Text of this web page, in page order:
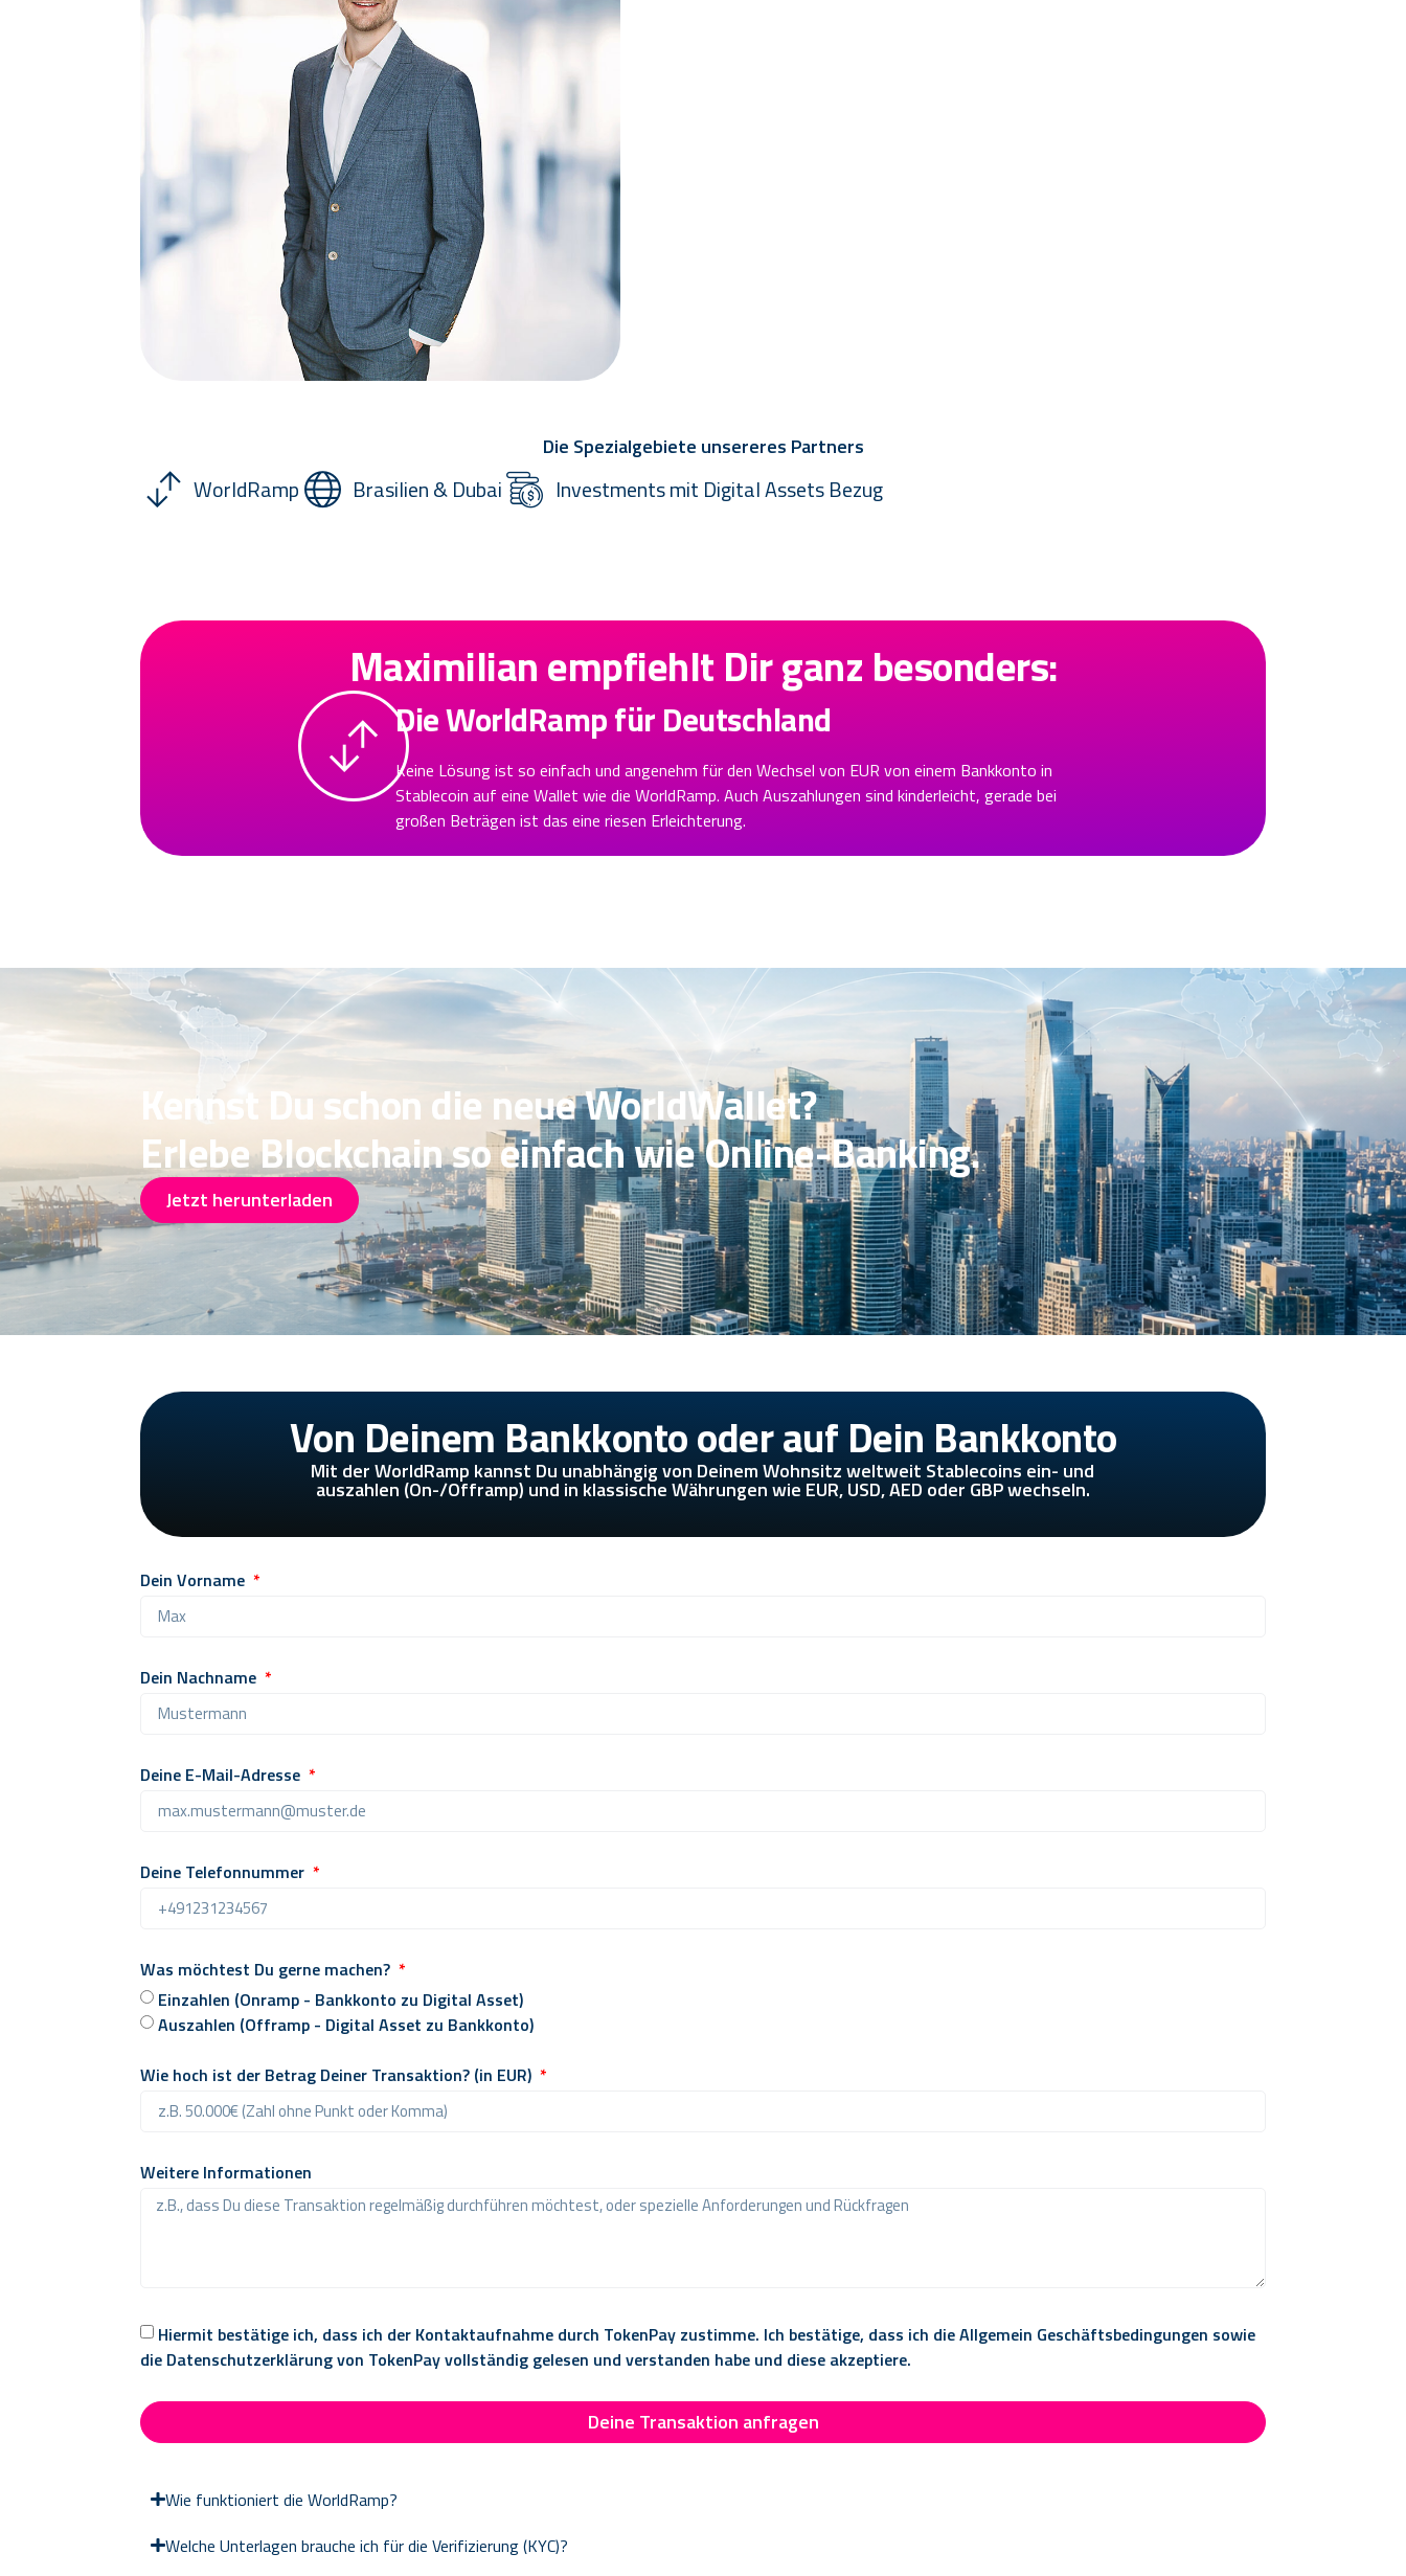
Die Spezialgebiete unsereres Partners
WorldRamp Brasilien & Dubai Investments mit Digital Assets Bezug
Maximilian empfiehlt Dir ganz besonders:
Die WorldRamp für Deutschland
Keine Lösung ist so einfach und angenehm für den Wechsel von EUR von einem Bankkonto in
Stablecoin auf eine Wallet wie die WorldRamp. Auch Auszahlungen sind kinderleicht, gerade bei
großen Beträgen ist das eine riesen Erleichterung.
Kennst Du schon die neue WorldWallet?
Erlebe Blockchain so einfach wie Online-Banking.
Jetzt herunterladen
Von Deinem Bankkonto oder auf Dein Bankkonto
Mit der WorldRamp kannst Du unabhängig von Deinem Wohnsitz weltweit Stablecoins ein- und
auszahlen (On-/Offramp) und in klassische Währungen wie EUR, USD, AED oder GBP wechseln.
Dein Vorname
Dein Nachname
Deine E-Mail-Adresse
Deine Telefonnummer
Was möchtest Du gerne machen?
Einzahlen (Onramp - Bankkonto zu Digital Asset)
Auszahlen (Offramp - Digital Asset zu Bankkonto)
Wie hoch ist der Betrag Deiner Transaktion? (in EUR)
Weitere Informationen
Hiermit bestätige ich, dass ich der Kontaktaufnahme durch TokenPay zustimme. Ich bestätige, dass ich die Allgemein Geschäftsbedingungen sowie
die Datenschutzerklärung von TokenPay vollständig gelesen und verstanden habe und diese akzeptiere.
Deine Transaktion anfragen
Wie funktioniert die WorldRamp?
Welche Unterlagen brauche ich für die Verifizierung (KYC)?